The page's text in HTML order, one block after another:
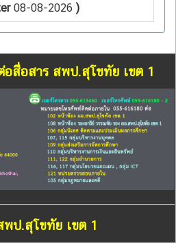
08-08-2026 )
อสื่อสาร สพป.สุโขทัย เขต 1
พป.สุโขทัย เขต 1